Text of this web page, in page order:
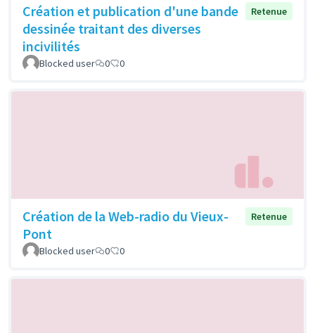
Création et publication d'une bande
dessinée traitant des diverses
incivilités
Retenue
Blocked user 0 0
Création de la Web-radio du Vieux-
Pont
Retenue
Blocked user 0 0